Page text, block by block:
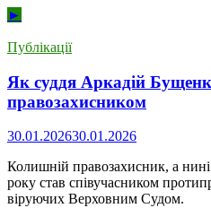
►
Публікації
Як суддя Аркадій
правозахисником
30.01.202630.01.2026
Колишній правозахисник, а
року став співучасником
віруючих Верховним Судом.